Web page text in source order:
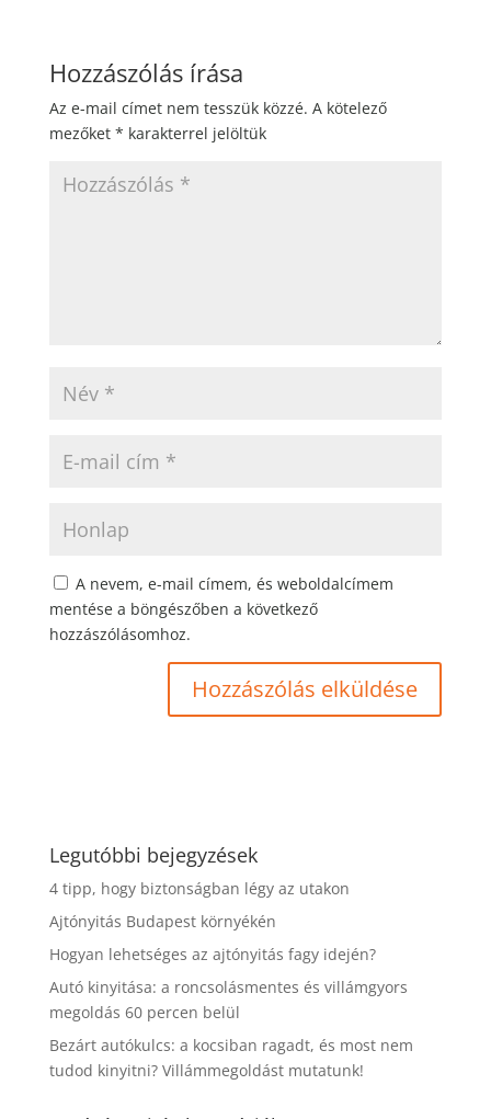
Hozzászólás írása
Az e-mail címet nem tesszük közzé. A kötelező
mezőket * karakterrel jelöltük
A nevem, e-mail címem, és weboldalcímem
mentése a böngészőben a következő
hozzászólásomhoz.
Legutóbbi bejegyzések
4 tipp, hogy biztonságban légy az utakon
Ajtónyitás Budapest környékén
Hogyan lehetséges az ajtónyitás fagy idején?
Autó kinyitása: a roncsolásmentes és villámgyors
megoldás 60 percen belül
Bezárt autókulcs: a kocsiban ragadt, és most nem
tudod kinyitni? Villámmegoldást mutatunk!